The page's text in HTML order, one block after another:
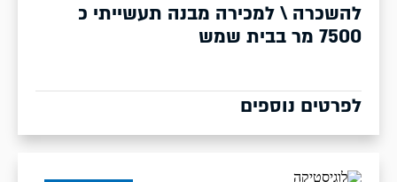
להשכרה \ למכירה מבנה תעשייתי כ
7500 מר בבית שמש
לפרטים נוספים